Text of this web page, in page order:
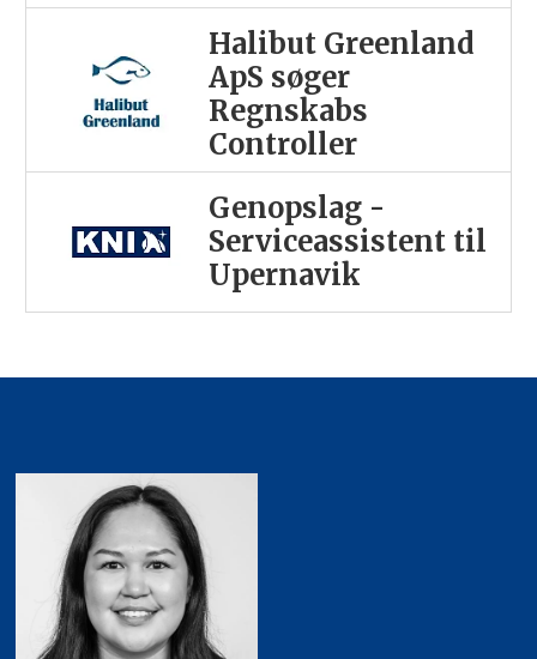
Halibut Greenland
ApS søger
Regnskabs
Controller
Genopslag -
Serviceassistent til
Upernavik